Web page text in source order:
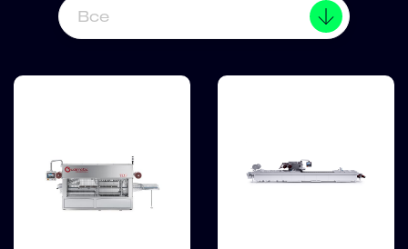
Все